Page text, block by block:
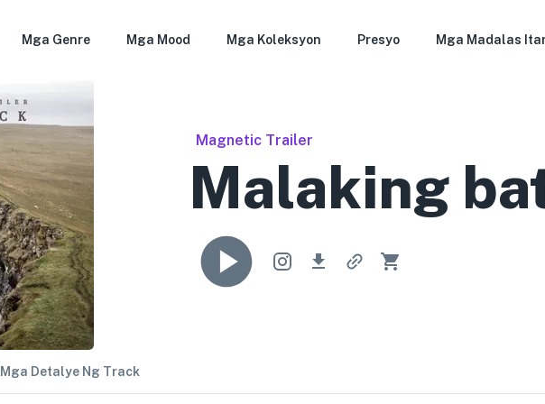
Mga Genre Mga Mood Mga Koleksyon Presyo Mga Madalas
Magnetic Trailer
Malaking
Mga Detalye Ng Track